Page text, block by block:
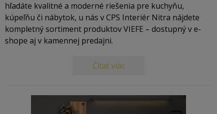
hľadáte kvalitné a moderné riešenia pre kuchyňu,
kúpeľňu či nábytok, u nás v CPS Interiér Nitra nájdete
kompletný sortiment produktov VIEFE – dostupný v e-
shope aj v kamennej predajni.
Čítať viac